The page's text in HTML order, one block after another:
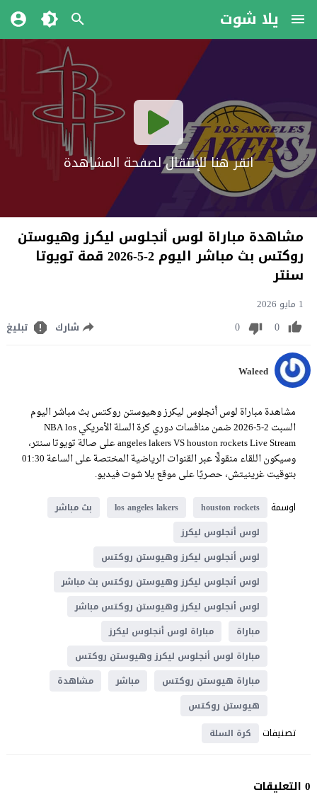
يلا شوت
انقر هنا للإنتقال لصفحة المشاهدة
مشاهدة مباراة لوس أنجلوس ليكرز وهيوستن
روكتس بث مباشر اليوم 2-5-2026 قمة تويوتا
سنتر
1 مايو 2026
0
0 شارك تبليغ
Waleed
مشاهدة مباراة لوس أنجلوس ليكرز وهيوستن روكتس بث مباشر اليوم
السبت 2-5-2026 ضمن منافسات دوري كرة السلة الأمريكي NBA los
angeles lakers VS houston rockets Live Stream على صالة تويوتا سنتر،
وسيكون اللقاء منقولًا عبر القنوات الرياضية المختصة على الساعة 01:30
بتوقيت غرينيتش، حصريًا على موقع يلا شوت فيديو.
اوسمة
houston rockets
los angeles lakers
بث مباشر
لوس أنجلوس ليكرز
لوس أنجلوس ليكرز وهيوستن روكتس
لوس أنجلوس ليكرز وهيوستن روكتس بث مباشر
لوس أنجلوس ليكرز وهيوستن روكتس مباشر
مباراة
مباراة لوس أنجلوس ليكرز
مباراة لوس أنجلوس ليكرز وهيوستن روكتس
مباراة هيوستن روكتس
مباشر
مشاهدة
هيوستن روكتس
تصنيفات كرة السلة
0 التعليقات